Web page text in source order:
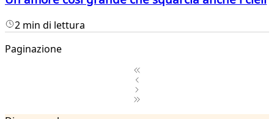
2 min di lettura
Paginazione